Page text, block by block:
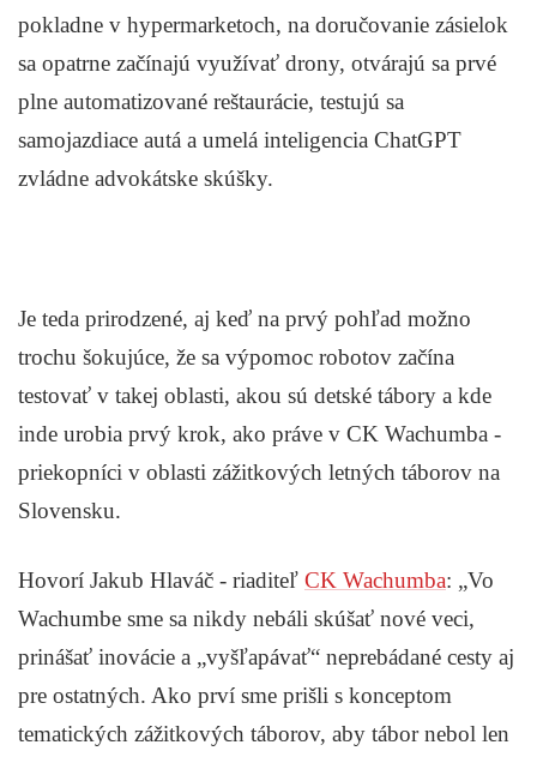
pokladne v hypermarketoch, na doručovanie zásielok
sa opatrne začínajú využívať drony, otvárajú sa prvé
plne automatizované reštaurácie, testujú sa
samojazdiace autá a umelá inteligencia ChatGPT
zvládne advokátske skúšky.
Je teda prirodzené, aj keď na prvý pohľad možno
trochu šokujúce, že sa výpomoc robotov začína
testovať v takej oblasti, akou sú detské tábory a kde
inde urobia prvý krok, ako práve v CK Wachumba -
priekopníci v oblasti zážitkových letných táborov na
Slovensku.
Hovorí Jakub Hlaváč - riaditeľ CK Wachumba: „Vo
Wachumbe sme sa nikdy nebáli skúšať nové veci,
prinášať inovácie a „vyšľapávať“ neprebádané cesty aj
pre ostatných. Ako prví sme prišli s konceptom
tematických zážitkových táborov, aby tábor nebol len